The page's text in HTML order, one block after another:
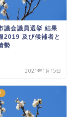
議会議員選挙 結果
2019 及び候補者と
勢
2021年1月15日